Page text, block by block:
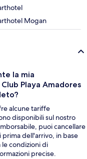
Mogan
la mia
Playa Amadores
alcune tariffe
disponibili sul nostro
puoi cancellare
dell'arrivo, in base
le condizioni di
precise.